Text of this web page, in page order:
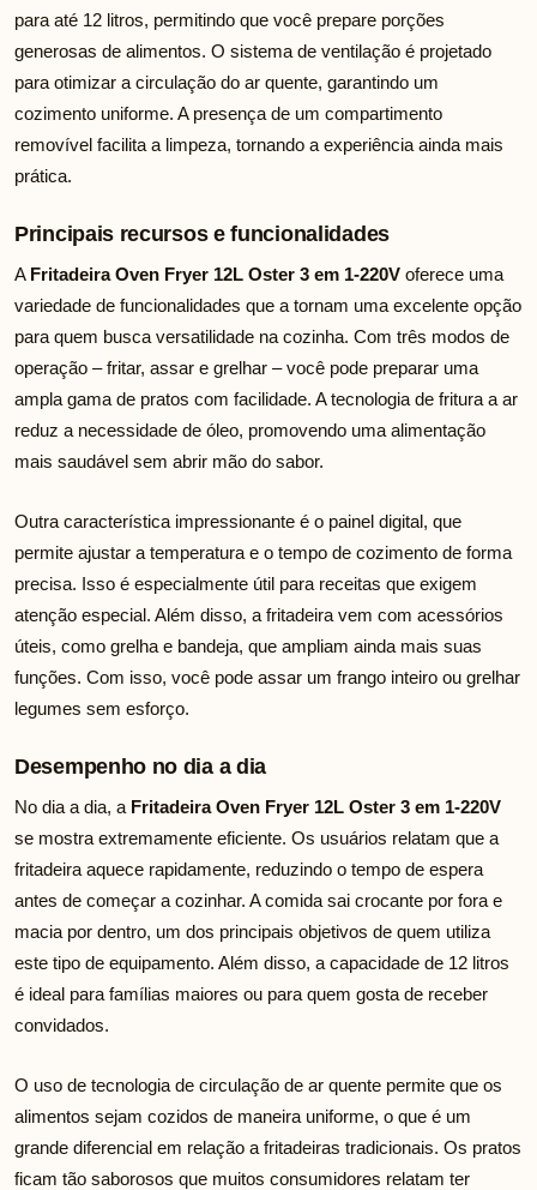
para até 12 litros, permitindo que você prepare porções
generosas de alimentos. O sistema de ventilação é projetado
para otimizar a circulação do ar quente, garantindo um
cozimento uniforme. A presença de um compartimento
removível facilita a limpeza, tornando a experiência ainda mais
prática.
Principais recursos e funcionalidades
A Fritadeira Oven Fryer 12L Oster 3 em 1-220V oferece uma
variedade de funcionalidades que a tornam uma excelente opção
para quem busca versatilidade na cozinha. Com três modos de
operação – fritar, assar e grelhar – você pode preparar uma
ampla gama de pratos com facilidade. A tecnologia de fritura a ar
reduz a necessidade de óleo, promovendo uma alimentação
mais saudável sem abrir mão do sabor.
Outra característica impressionante é o painel digital, que
permite ajustar a temperatura e o tempo de cozimento de forma
precisa. Isso é especialmente útil para receitas que exigem
atenção especial. Além disso, a fritadeira vem com acessórios
úteis, como grelha e bandeja, que ampliam ainda mais suas
funções. Com isso, você pode assar um frango inteiro ou grelhar
legumes sem esforço.
Desempenho no dia a dia
No dia a dia, a Fritadeira Oven Fryer 12L Oster 3 em 1-220V
se mostra extremamente eficiente. Os usuários relatam que a
fritadeira aquece rapidamente, reduzindo o tempo de espera
antes de começar a cozinhar. A comida sai crocante por fora e
macia por dentro, um dos principais objetivos de quem utiliza
este tipo de equipamento. Além disso, a capacidade de 12 litros
é ideal para famílias maiores ou para quem gosta de receber
convidados.
O uso de tecnologia de circulação de ar quente permite que os
alimentos sejam cozidos de maneira uniforme, o que é um
grande diferencial em relação a fritadeiras tradicionais. Os pratos
ficam tão saborosos que muitos consumidores relatam ter